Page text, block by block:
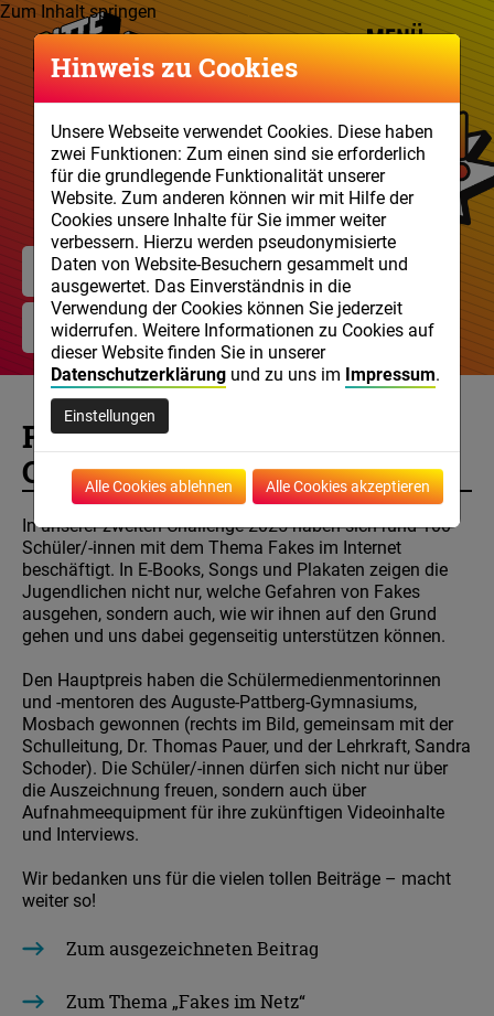
Zum Inhalt springen
#ZeichenSetzen-Challenge
Faktencheck!
Fake und Hate kontern?
Challenge accepted!
In unserer zweiten Challenge 2025 haben sich rund 100
Schüler/-innen mit dem Thema Fakes im Internet
beschäftigt. In E-Books, Songs und Plakaten zeigen die
Jugendlichen nicht nur, welche Gefahren von Fakes
ausgehen, sondern auch, wie wir ihnen auf den Grund
gehen und uns dabei gegenseitig unterstützen können.
Den Hauptpreis haben die Schülermedienmentorinnen
und -mentoren des Auguste-Pattberg-Gymnasiums,
Mosbach gewonnen (rechts im Bild, gemeinsam mit der
Schulleitung, Dr. Thomas Pauer, und der Lehrkraft, Sandra
Schoder). Die Schüler/-innen dürfen sich nicht nur über
die Auszeichnung freuen, sondern auch über
Aufnahmeequipment für ihre zukünftigen Videoinhalte
und Interviews.
Wir bedanken uns für die vielen tollen Beiträge – macht
weiter so!
Zum ausgezeichneten Beitrag
Zum Thema „Fakes im Netz“
Hinweis zu Cookies
Unsere Webseite verwendet Cookies. Diese haben
zwei Funktionen: Zum einen sind sie erforderlich
für die grundlegende Funktionalität unserer
Website. Zum anderen können wir mit Hilfe der
Cookies unsere Inhalte für Sie immer weiter
verbessern. Hierzu werden pseudonymisierte
Daten von Website-Besuchern gesammelt und
ausgewertet. Das Einverständnis in die
Verwendung der Cookies können Sie jederzeit
widerrufen. Weitere Informationen zu Cookies auf
dieser Website finden Sie in unserer
Datenschutzerklärung und zu uns im Impressum.
Einstellungen
Alle Cookies ablehnen Alle Cookies akzeptieren